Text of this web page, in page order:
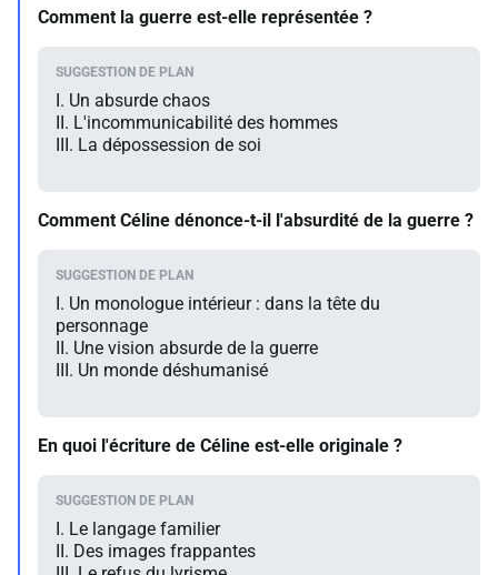
Comment la guerre est-elle représentée ?
I. Un absurde chaos
II. L'incommunicabilité des hommes
III. La dépossession de soi
Comment Céline dénonce-t-il l'absurdité de la guerre ?
I. Un monologue intérieur : dans la tête du
personnage
II. Une vision absurde de la guerre
III. Un monde déshumanisé
En quoi l'écriture de Céline est-elle originale ?
I. Le langage familier
II. Des images frappantes